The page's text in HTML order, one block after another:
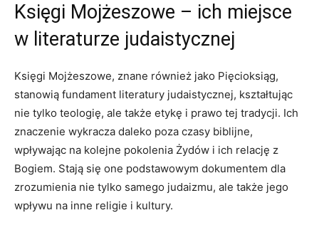
Księgi Mojżeszowe – ich⁣ miejsce
‍w literaturze judaistycznej
Księgi Mojżeszowe, znane również jako Pięcioksiąg,
stanowią fundament literatury‍ judaistycznej, kształtując
nie tylko teologię, ale także etykę i prawo tej ⁢tradycji. Ich
znaczenie wykracza daleko poza czasy⁢ biblijne,
wpływając na kolejne pokolenia Żydów i ich‍ relację z
Bogiem. Stają się one podstawowym dokumentem‍ dla
zrozumienia‍ nie tylko samego judaizmu, ​ale także jego
wpływu na inne religie i‌ kultury.